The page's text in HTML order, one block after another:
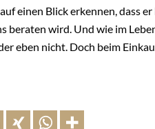
einen Blick erkennen, dass
beraten wird. Und wie im
eben nicht. Doch beim